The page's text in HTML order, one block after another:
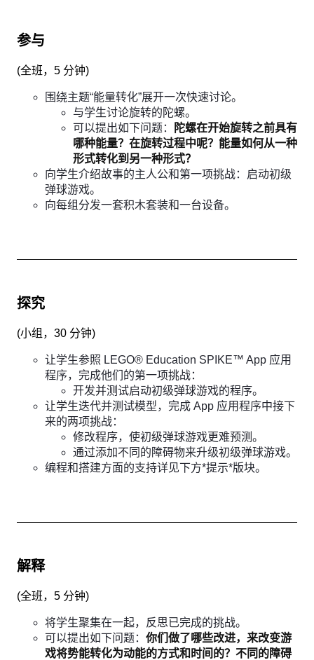
参与
(全班，5 分钟)
围绕主题“能量转化”展开一次快速讨论。
与学生讨论旋转的陀螺。
可以提出如下问题：
陀螺在开始旋转之前具有
哪种能量？在旋转过程中呢？能量如何从一种
形式转化到另一种形式？
向学生介绍故事的主人公和第一项挑战：启动初级
弹球游戏。
向每组分发一套积木套装和一台设备。
探究
(小组，30 分钟)
让学生参照 LEGO® Education SPIKE™ App 应用
程序，完成他们的第一项挑战：
开发并测试启动初级弹球游戏的程序。
让学生迭代并测试模型，完成 App 应用程序中接下
来的两项挑战：
修改程序，使初级弹球游戏更难预测。
通过添加不同的障碍物来升级初级弹球游戏。
编程和搭建方面的支持详见下方*提示*版块。
解释
(全班，5 分钟)
将学生聚集在一起，反思已完成的挑战。
可以提出如下问题： 你们做了哪些改进，来改变游
戏将势能转化为动能的方式和时间的？不同的障碍